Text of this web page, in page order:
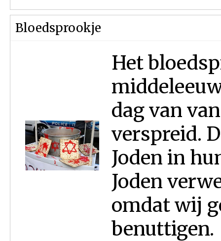
Bloedsprookje
Het
dag van
verspreid.
Joden in
Joden
omdat wij
benuttigen.